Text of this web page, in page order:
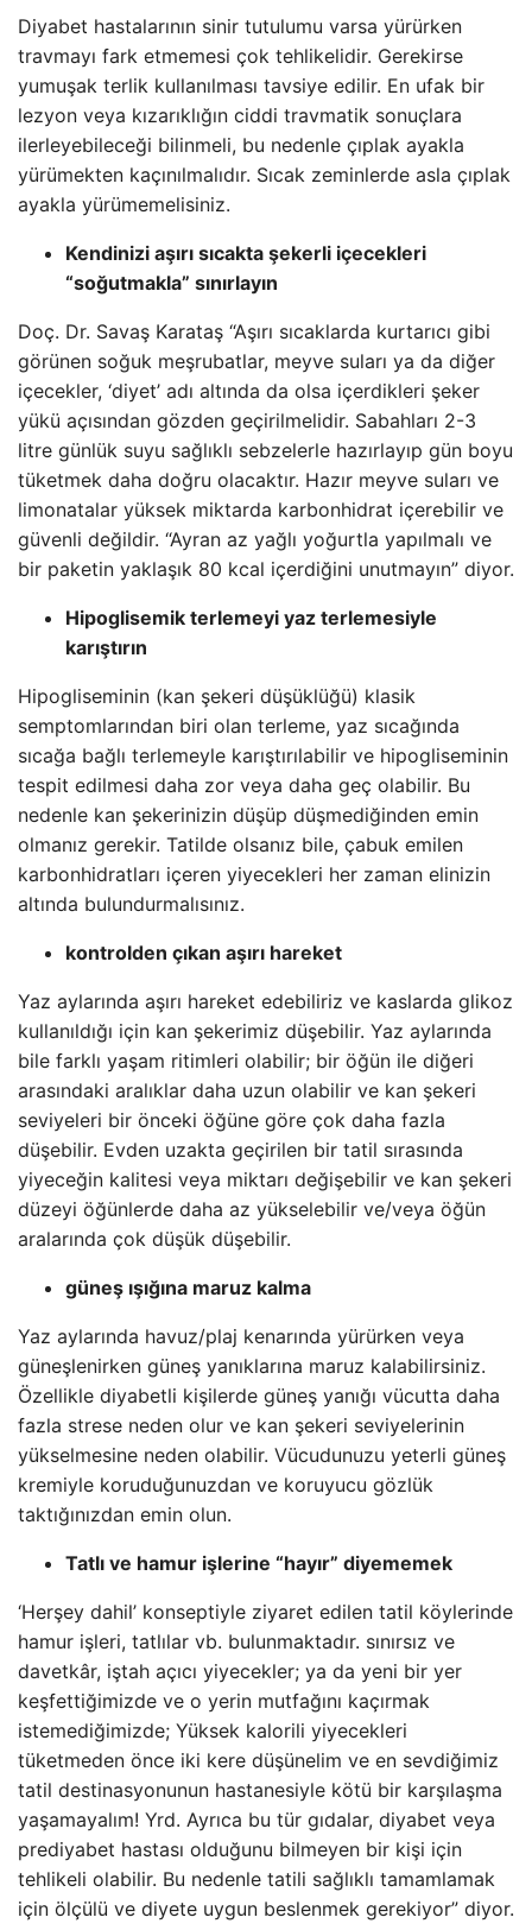
Diyabet hastalarının sinir tutulumu varsa yürürken
travmayı fark etmemesi çok tehlikelidir. Gerekirse
yumuşak terlik kullanılması tavsiye edilir. En ufak bir
lezyon veya kızarıklığın ciddi travmatik sonuçlara
ilerleyebileceği bilinmeli, bu nedenle çıplak ayakla
yürümekten kaçınılmalıdır. Sıcak zeminlerde asla çıplak
ayakla yürümemelisiniz.
Kendinizi aşırı sıcakta şekerli içecekleri
“soğutmakla” sınırlayın
Doç. Dr. Savaş Karataş “Aşırı sıcaklarda kurtarıcı gibi
görünen soğuk meşrubatlar, meyve suları ya da diğer
içecekler, ‘diyet’ adı altında da olsa içerdikleri şeker
yükü açısından gözden geçirilmelidir. Sabahları 2-3
litre günlük suyu sağlıklı sebzelerle hazırlayıp gün boyu
tüketmek daha doğru olacaktır. Hazır meyve suları ve
limonatalar yüksek miktarda karbonhidrat içerebilir ve
güvenli değildir. “Ayran az yağlı yoğurtla yapılmalı ve
bir paketin yaklaşık 80 kcal içerdiğini unutmayın” diyor.
Hipoglisemik terlemeyi yaz terlemesiyle
karıştırın
Hipogliseminin (kan şekeri düşüklüğü) klasik
semptomlarından biri olan terleme, yaz sıcağında
sıcağa bağlı terlemeyle karıştırılabilir ve hipogliseminin
tespit edilmesi daha zor veya daha geç olabilir. Bu
nedenle kan şekerinizin düşüp düşmediğinden emin
olmanız gerekir. Tatilde olsanız bile, çabuk emilen
karbonhidratları içeren yiyecekleri her zaman elinizin
altında bulundurmalısınız.
kontrolden çıkan aşırı hareket
Yaz aylarında aşırı hareket edebiliriz ve kaslarda glikoz
kullanıldığı için kan şekerimiz düşebilir. Yaz aylarında
bile farklı yaşam ritimleri olabilir; bir öğün ile diğeri
arasındaki aralıklar daha uzun olabilir ve kan şekeri
seviyeleri bir önceki öğüne göre çok daha fazla
düşebilir. Evden uzakta geçirilen bir tatil sırasında
yiyeceğin kalitesi veya miktarı değişebilir ve kan şekeri
düzeyi öğünlerde daha az yükselebilir ve/veya öğün
aralarında çok düşük düşebilir.
güneş ışığına maruz kalma
Yaz aylarında havuz/plaj kenarında yürürken veya
güneşlenirken güneş yanıklarına maruz kalabilirsiniz.
Özellikle diyabetli kişilerde güneş yanığı vücutta daha
fazla strese neden olur ve kan şekeri seviyelerinin
yükselmesine neden olabilir. Vücudunuzu yeterli güneş
kremiyle koruduğunuzdan ve koruyucu gözlük
taktığınızdan emin olun.
Tatlı ve hamur işlerine “hayır” diyememek
‘Herşey dahil’ konseptiyle ziyaret edilen tatil köylerinde
hamur işleri, tatlılar vb. bulunmaktadır. sınırsız ve
davetkâr, iştah açıcı yiyecekler; ya da yeni bir yer
keşfettiğimizde ve o yerin mutfağını kaçırmak
istemediğimizde; Yüksek kalorili yiyecekleri
tüketmeden önce iki kere düşünelim ve en sevdiğimiz
tatil destinasyonunun hastanesiyle kötü bir karşılaşma
yaşamayalım! Yrd. Ayrıca bu tür gıdalar, diyabet veya
prediyabet hastası olduğunu bilmeyen bir kişi için
tehlikeli olabilir. Bu nedenle tatili sağlıklı tamamlamak
için ölçülü ve diyete uygun beslenmek gerekiyor” diyor.